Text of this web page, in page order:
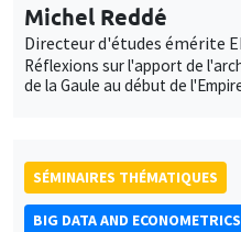
Michel Reddé
Directeur d'études émérite
Réflexions sur l'apport de
de la Gaule au début de
SÉMINAIRES THÉMATIQUES
BIG DATA AND